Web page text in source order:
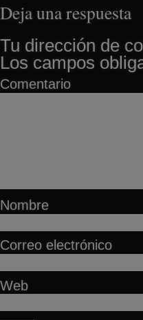
Deja una respuesta
Tu dirección de
Los campos
Comentario
Nombre
Correo electrónico
Web